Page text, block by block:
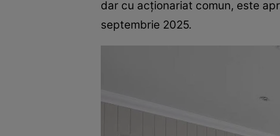
dar cu acționariat comun, este
septembrie 2025.